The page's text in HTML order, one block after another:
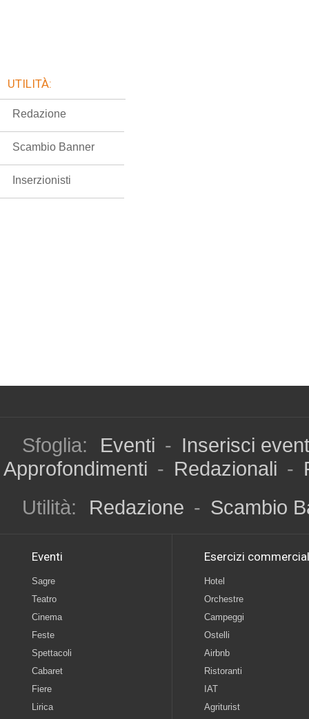
UTILITÀ:
Redazione
Scambio Banner
Inserzionisti
Sfoglia: Eventi - Inserisci
Approfondimenti - Redazionali -
Utilità:
Redazione - Scambio
Eventi
Sagre
Teatro
Cinema
Feste
Spettacoli
Cabaret
Fiere
Lirica
Esercizi
Hotel
Orchestre
Campeggi
Ostelli
Airbnb
Ristoranti
IAT
Agriturist